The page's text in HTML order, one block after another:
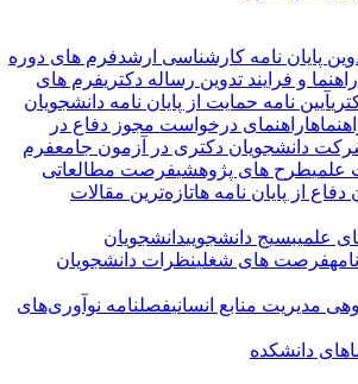
پایان نامه کارشناسی ارشدفرم های دوره
و فرایند تدوین رساله دکتریفرم های
آیین نامه حمایت از پایان نامه دانشجویان
راهنمای درخواست مجوز دفاع در
دانشجویان دکتری در آزمون جامعفرم
طرح های پژوهشیفرصت مطالعاتی
از پایان نامه هاتازه‌ترین مقالات
علمیبسیج دانشجوییدانشجویان
فرصت های شغلینظرات دانشجویان
مدیریت منابع انسانیفصلنامه نوآوری‌های
دانشکده